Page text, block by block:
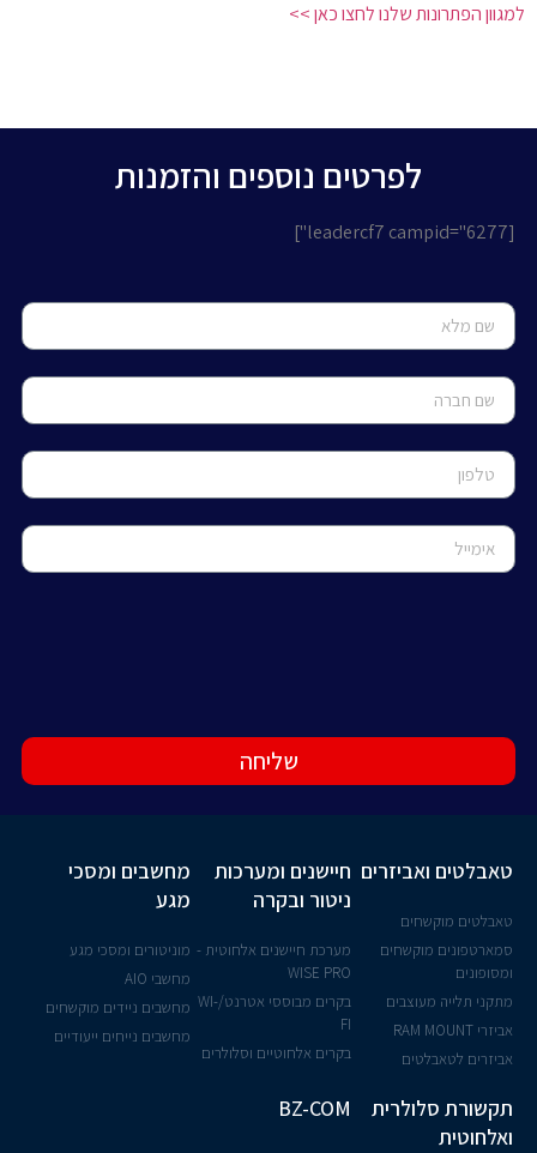
למגוון הפתרונות שלנו לחצו כאן >>
לפרטים נוספים והזמנות
[leadercf7 campid="6277"]
שליחה
טאבלטים ואביזרים
טאבלטים מוקשחים
סמארטפונים מוקשחים
ומסופונים
מתקני תלייה מעוצבים
אביזרי RAM MOUNT
אביזרים לטאבלטים
חיישנים ומערכות
ניטור ובקרה
מערכת חיישנים אלחוטית -
WISE PRO
בקרים מבוססי אטרנט/WI-
FI
בקרים אלחוטיים וסלולרים
מחשבים ומסכי
מגע
מוניטורים ומסכי מגע
מחשבי AIO
מחשבים ניידים מוקשחים
מחשבים נייחים ייעודיים
תקשורת סלולרית
ואלחוטית
BZ-COM